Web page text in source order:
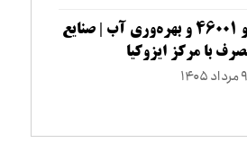
ایزو ۴۶۰۰۱ و بهره‌وری آب | صنایع
با مرکز ایزوکیا
۹ مرداد ۱۴۰۵